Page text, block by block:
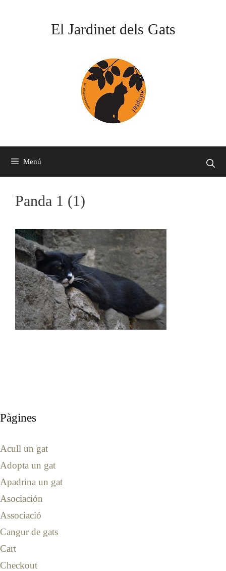
El Jardinet dels Gats
Menú
Panda 1 (1)
Pàgines
Acull un gat
Adopta un gat
Apadrina un gat
Asociación
Associació
Cangur de gats
Cart
Checkout